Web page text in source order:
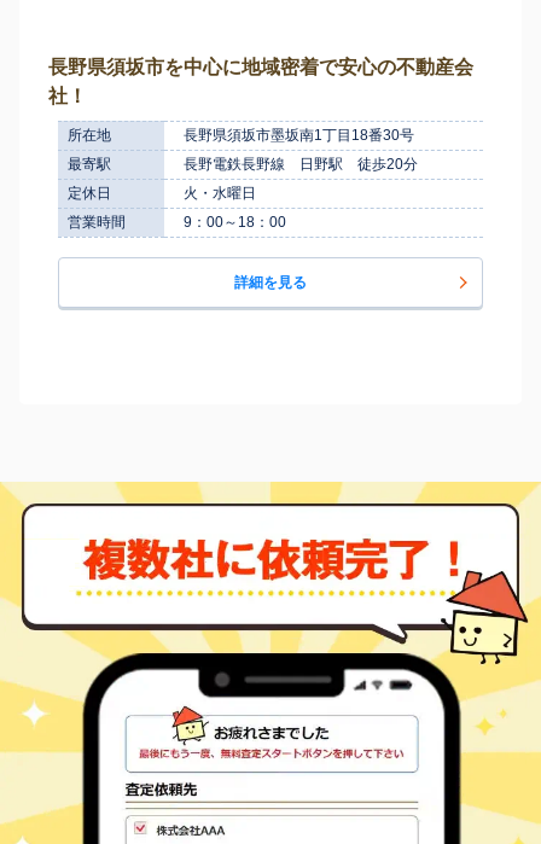
長野県須坂市を中心に地域密着で安心の不動産会
社！
所在地
長野県須坂市墨坂南1丁目18番30号
最寄駅
長野電鉄長野線 日野駅 徒歩20分
定休日
火・水曜日
営業時間
9：00～18：00
詳細を見る